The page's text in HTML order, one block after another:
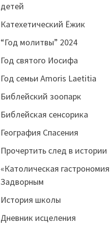
детей
Катехетический Ёжик
“Год молитвы” 2024
Год святого Иосифа
Год семьи Amoris Laetitia
Библейский зоопарк
Библейская сенсорика
География Спасения
Прочертить след в истории
«Католическая
Задворным
История школы
Дневник исцеления